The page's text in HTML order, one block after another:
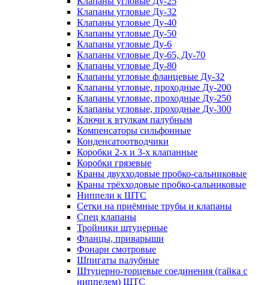
Клапаны угловые Ду-32
Клапаны угловые Ду-40
Клапаны угловые Ду-50
Клапаны угловые Ду-6
Клапаны угловые Ду-65, Ду-70
Клапаны угловые Ду-80
Клапаны угловые фланцевые Ду-32
Клапаны угловые, проходные Ду-200
Клапаны угловые, проходные Ду-250
Клапаны угловые, проходные Ду-300
Ключи к втулкам палубным
Компенсаторы сильфонные
Конденсатоотводчики
Коробки 2-х и 3-х клапанные
Коробки грязевые
Краны двухходовые пробко-сальниковые
Краны трёхходовые пробко-сальниковые
Ниппели к ШТС
Сетки на приёмные трубы и клапаны
Спец клапаны
Тройники штуцерные
Фланцы, приварыши
Фонари смотровые
Шпигаты палубные
Штуцерно-торцевые соединения (гайка с
ниппелем) ШТС